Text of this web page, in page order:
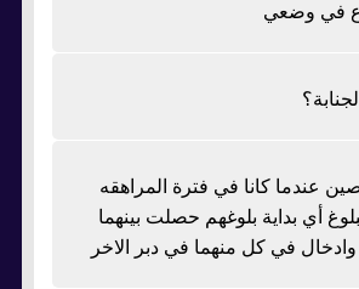
في وضعي
عندما كانا في فترة المراهقه
أي بداية بلوغهم حصلت بينهما
في كل منهما في دبر الاخر